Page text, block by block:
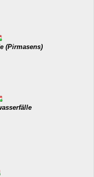
(Pirmasens)